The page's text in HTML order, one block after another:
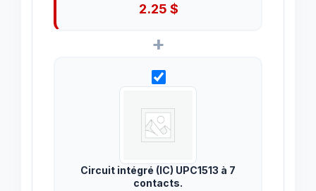
2.25$
+
Circuit intégré (IC) UPC1513 à 7
contacts.